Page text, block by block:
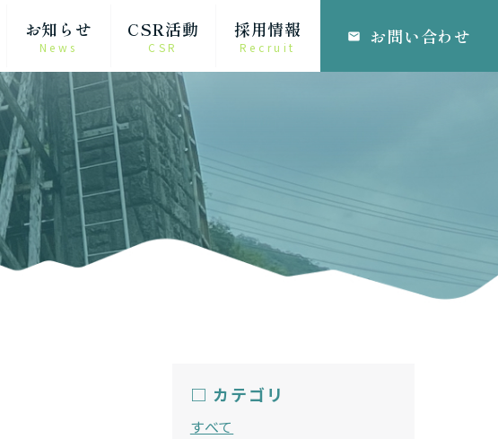
お知らせ
News
CSR活動
CSR
採用情報
Recruit
email お問い合わせ
□ カテゴリ
すべて